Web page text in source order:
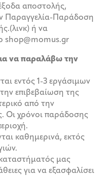
αποστολής,
Παραγγελία-Παράδοση
ή να
shop@momus.gr
να παραλάβω την
εντός 1-3 εργάσιμων
επιβεβαίωση της
από την
Οι χρόνοι παράδοσης
καθημερινά, εκτός
μας
για να εξασφαλίσει